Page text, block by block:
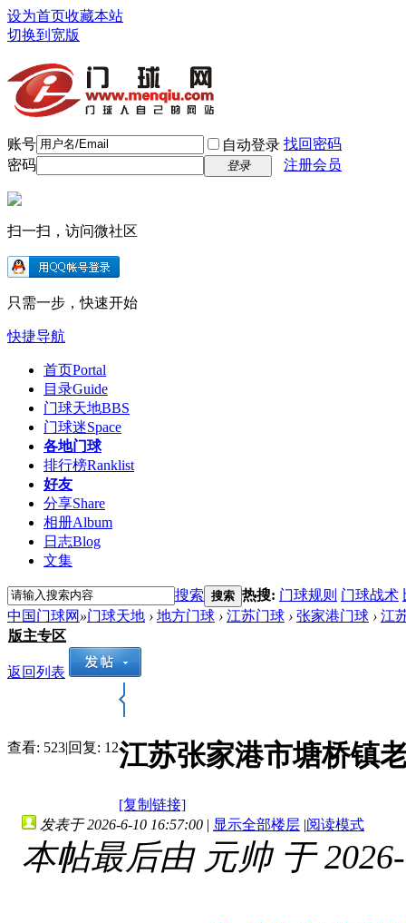
设为首页收藏本站
切换到宽版
账号 自动登录 找回密码
密码
登录 注册会员
扫一扫，访问微社区
只需一步，快速开始
快捷导航
首页Portal
目录Guide
门球天地BBS
门球迷Space
各地门球
排行榜Ranklist
好友
分享Share
相册Album
日志Blog
文集
搜索 搜索 热搜: 门球规则 门球战术
中国门球网 »门球天地 › 地方门球 › 江苏门球 › 张家港门球 › 江
版主专区
返回列表
查看: 523|回复: 12江苏张家港市塘桥镇
[复制链接]
发表于 2026-6-10 16:57:00 | 显示全部楼层 |阅读模式
本帖最后由 元帅 于